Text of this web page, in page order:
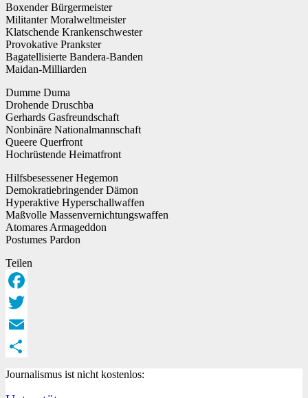
Boxender Bürgermeister
Militanter Moralweltmeister
Klatschende Krankenschwester
Provokative Prankster
Bagatellisierte Bandera-Banden
Maidan-Milliarden
Dumme Duma
Drohende Druschba
Gerhards Gasfreundschaft
Nonbinäre Nationalmannschaft
Queere Querfront
Hochrüstende Heimatfront
Hilfsbesessener Hegemon
Demokratiebringender Dämon
Hyperaktive Hyperschallwaffen
Maßvolle Massenvernichtungswaffen
Atomares Armageddon
Postumes Pardon
Teilen
Facebook
Twitter
Email
Teilen
Journalismus ist nicht kostenlos: